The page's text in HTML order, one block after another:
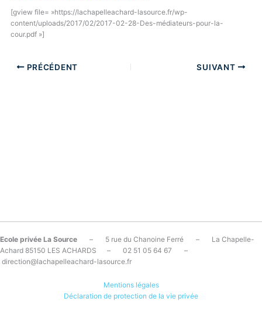
[gview file= »https://lachapelleachard-lasource.fr/wp-
content/uploads/2017/02/2017-02-28-Des-médiateurs-pour-la-
cour.pdf »]
PRÉCÉDENT SUIVANT
Ecole privée La Source – 5 rue du Chanoine Ferré – La Chapelle-
Achard 85150 LES ACHARDS – 02 51 05 64 67 –
direction@lachapelleachard-lasource.fr
Mentions légales
Déclaration de protection de la vie privée